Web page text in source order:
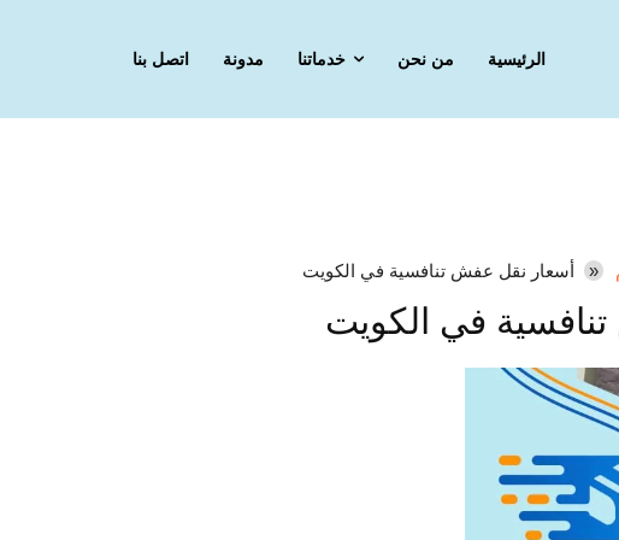
الرئيسية من نحن خدماتنا مدونة اتصل بنا
أسعار نقل عفش تنافسية في الكويت
في الكويت